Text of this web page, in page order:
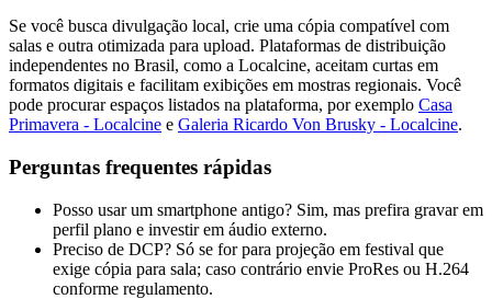
Se você busca divulgação local, crie uma cópia compatível com
salas e outra otimizada para upload. Plataformas de distribuição
independentes no Brasil, como a Localcine, aceitam curtas em
formatos digitais e facilitam exibições em mostras regionais. Você
pode procurar espaços listados na plataforma, por exemplo Casa
Primavera - Localcine e Galeria Ricardo Von Brusky - Localcine.
Perguntas frequentes rápidas
Posso usar um smartphone antigo? Sim, mas prefira gravar em
perfil plano e investir em áudio externo.
Preciso de DCP? Só se for para projeção em festival que
exige cópia para sala; caso contrário envie ProRes ou H.264
conforme regulamento.